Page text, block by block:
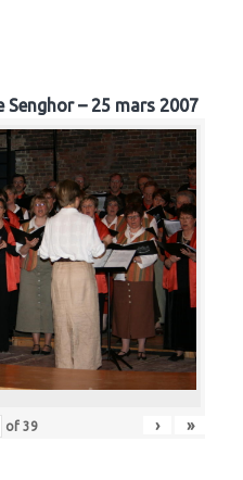
Senghor – 25 mars 2007
of 39 › »